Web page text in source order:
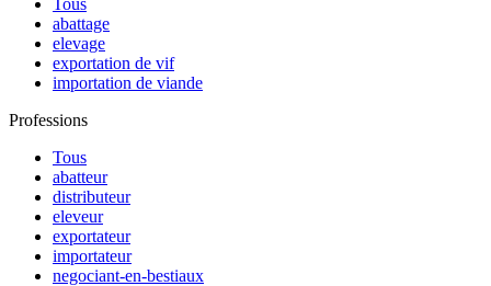
abattage
elevage
exportation de vif
importation de viande
Professions
Tous
abatteur
distributeur
eleveur
exportateur
importateur
negociant-en-bestiaux